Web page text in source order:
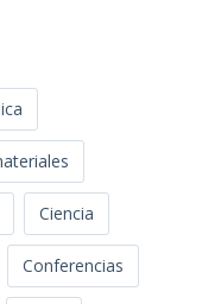
Ciencia
Conferencias